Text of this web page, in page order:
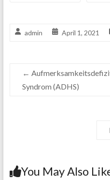
admin April 1, 2021
←
Syndrom (ADHS)
You May Also